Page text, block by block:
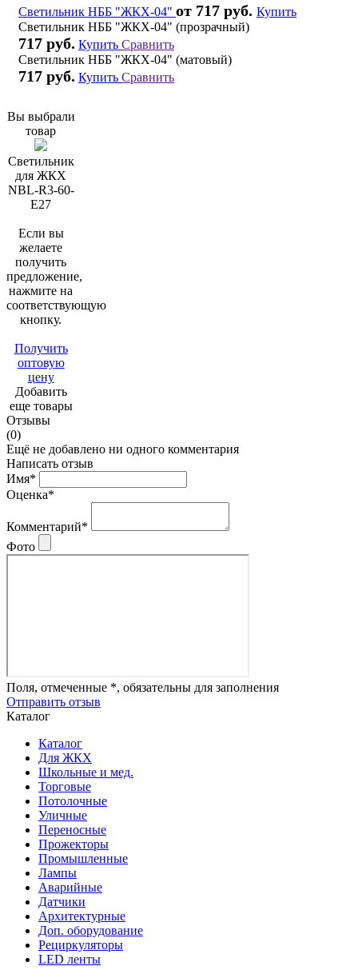
Светильник НББ "ЖКХ-04" от 717 руб. Купить
Светильник НББ "ЖКХ-04" (прозрачный)
717 руб. Купить Сравнить
Светильник НББ "ЖКХ-04" (матовый)
717 руб. Купить Сравнить
Вы выбрали
товар
Светильник
для ЖКХ
NBL-R3-60-
E27
Если вы
желаете
получить
предложение,
нажмите на
соответствующую
кнопку.
Получить
оптовую
цену
Добавить
еще товары
Отзывы
(0)
Ещё не добавлено ни одного комментария
Написать отзыв
Имя*
Оценка*
Комментарий*
Фото
Поля, отмеченные *, обязательны для заполнения
Отправить отзыв
Каталог
Каталог
Для ЖКХ
Школьные и мед.
Торговые
Потолочные
Уличные
Переносные
Прожекторы
Промышленные
Лампы
Аварийные
Датчики
Архитектурные
Доп. оборудование
Рециркуляторы
LED ленты